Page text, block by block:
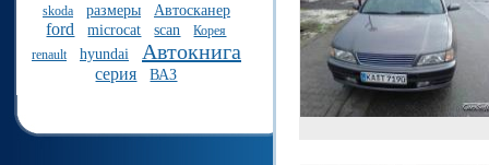
skoda размеры Автосканер
ford microcat scan
Корея
renault
hyundai Автокнига
серия ВАЗ